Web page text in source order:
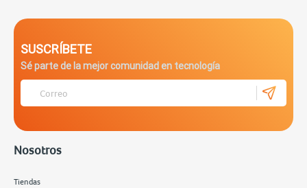
SUSCRÍBETE
Sé parte de la mejor comunidad en tecnología
Nosotros
Tiendas